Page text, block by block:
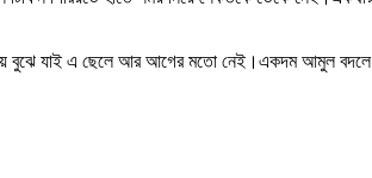
যাই এ ছেলে আর আগের মতো নেই।একদম আমুল বদলে